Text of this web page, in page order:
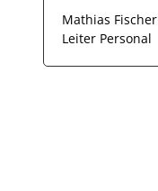
Mathias Fischer
Leiter Personal